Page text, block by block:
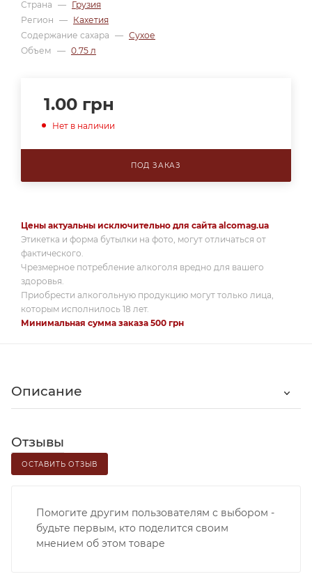
Страна — Грузия
Регион — Кахетия
Содержание сахара — Сухое
Объем — 0.75 л
1.00 грн
Нет в наличии
ПОД ЗАКАЗ
Цены актуальны исключительно для сайта alcomag.ua
Этикетка и форма бутылки на фото, могут отличаться от
фактического.
Чрезмерное потребление алкоголя вредно для вашего
здоровья.
Приобрести алкогольную продукцию могут только лица,
которым исполнилось 18 лет.
Минимальная сумма заказа 500 грн
Описание
Отзывы
ОСТАВИТЬ ОТЗЫВ
Помогите другим пользователям с выбором -
будьте первым, кто поделится своим
мнением об этом товаре